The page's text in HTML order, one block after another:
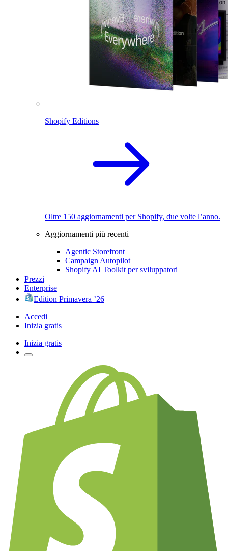
Shopify Editions
Oltre 150 aggiornamenti per Shopify, due volte l’anno.
Aggiornamenti più recenti
Agentic Storefront
Campaign Autopilot
Shopify AI Toolkit per sviluppatori
Prezzi
Enterprise
Edition Primavera ’26
Accedi
Inizia gratis
Inizia gratis